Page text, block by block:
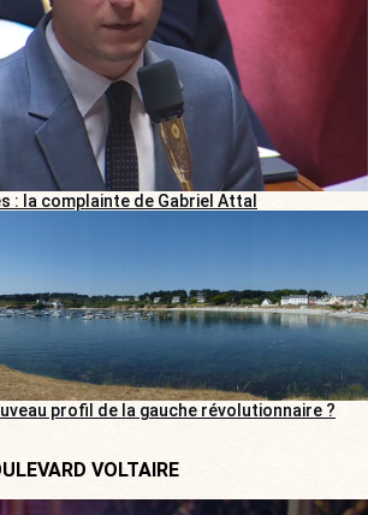
: la complainte de Gabriel Attal
profil de la gauche révolutionnaire ?
VOLTAIRE